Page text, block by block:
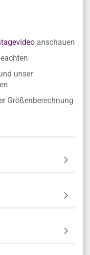
anschauen
unser
Größenberechnung